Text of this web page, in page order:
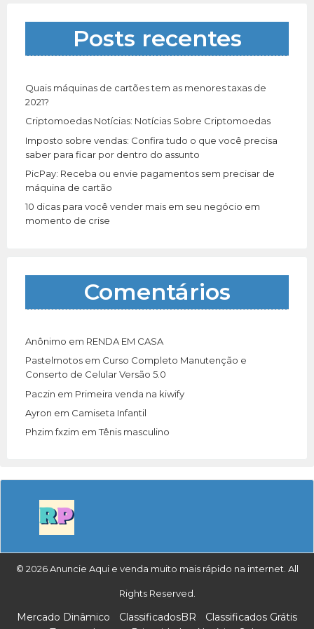
a
r
:
Posts recentes
Quais máquinas de cartões tem as menores taxas de
2021?
Criptomoedas Notícias: Notícias Sobre Criptomoedas
Imposto sobre vendas: Confira tudo o que você precisa
saber para ficar por dentro do assunto
PicPay: Receba ou envie pagamentos sem precisar de
máquina de cartão
10 dicas para você vender mais em seu negócio em
momento de crise
Comentários
Anônimo em RENDA EM CASA
Pastelmotos em Curso Completo Manutenção e
Conserto de Celular Versão 5.0
Paczin em Primeira venda na kiwify
Ayron em Camiseta Infantil
Phzim fxzim emTênis masculino
© 2026 Anuncie Aqui e venda muito mais rápido na internet. All
Rights Reserved.
Mercado Dinâmico ClassificadosBR
Classificados Grátis